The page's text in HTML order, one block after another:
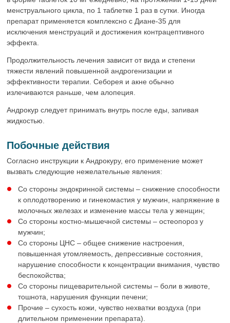
менструального цикла, по 1 таблетке 1 раз в сутки. Иногда
препарат применяется комплексно с Диане-35 для
исключения менструаций и достижения контрацептивного
эффекта.
Продолжительность лечения зависит от вида и степени
тяжести явлений повышенной андрогенизации и
эффективности терапии. Себорея и акне обычно
излечиваются раньше, чем алопеция.
Андрокур следует принимать внутрь после еды, запивая
жидкостью.
Побочные действия
Согласно инструкции к Андрокуру, его применение может
вызвать следующие нежелательные явления:
Со стороны эндокринной системы – снижение способности
к оплодотворению и гинекомастия у мужчин, напряжение в
молочных железах и изменение массы тела у женщин;
Со стороны костно-мышечной системы – остеопороз у
мужчин;
Со стороны ЦНС – общее снижение настроения,
повышенная утомляемость, депрессивные состояния,
нарушение способности к концентрации внимания, чувство
беспокойства;
Со стороны пищеварительной системы – боли в животе,
тошнота, нарушения функции печени;
Прочие – сухость кожи, чувство нехватки воздуха (при
длительном применении препарата).